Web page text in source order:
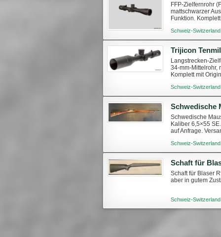
FFP-Zielfernrohr
mattschwarzer
Funktion.
Schweiz-
Langstrecken-
34-mm-Mittelrohr,
Komplett mit
Schweiz-
Schwedische
Schwedische
Kaliber 6,5×55
auf Anfrage.
Schweiz-
Schaft für
Schaft für Blaser
aber in gutem
Schweiz-